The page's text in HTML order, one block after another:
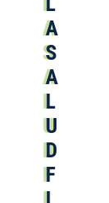
A
S
A
L
U
D
F